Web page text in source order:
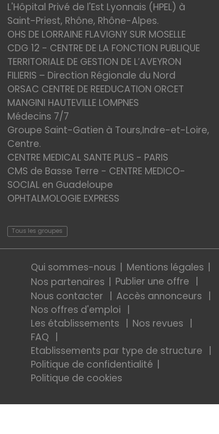
L'Hôpital Privé de l'Est Lyonnais (HPEL) à
Saint-Priest, Rhône, Rhône-Alpes.
OHS DE LORRAINE FLAVIGNY SUR MOSELLE
CDG 12 - CENTRE DE LA FONCTION PUBLIQUE
TERRITORIALE DE GESTION DE L’AVEYRON
FILIERIS – Direction Régionale du Nord
ORSAC CENTRE DE REEDUCATION ORCET
MANGINI HAUTEVILLE LOMPNES
Médecins 7/7
Groupe Saint-Gatien à Tours,Indre-et-Loire,
Centre.
CENTRE MEDICAL SANTE PLUS - PARIS
CMS de Basse Terre - CENTRE MEDICO-
SOCIAL en Guadeloupe
OPHTALMOLOGIE EXPRESS
Tous les groupes
Qui sommes-nous
Mentions légales
Nos partenaires
Publier une offre
Nous contacter
Accès annonceurs
Nos offres d'emploi
Les établissements
Nos revues
FAQ
Etablissements par type de structure
Politique de confidentialité
Politique de cookies